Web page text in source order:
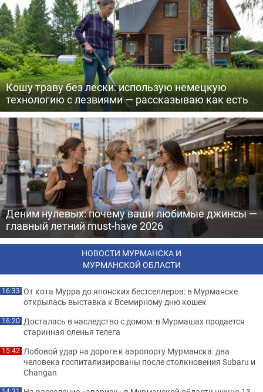
Кошу траву без лески: использую немецкую
технологию с лезвиями — рассказываю как есть
Деним нулевых: почему ваши любимые джинсы —
главный летний must-have 2026
НОВОСТИ МУРМАНСКА И
МУРМАНСКОЙ ОБЛАСТИ
16:33 От кота Мурра до японских бестселлеров: в Мурманске
открылась выставка к Всемирному дню кошек
16:20 Досталась в наследство с домом: в Мурмашах продается
старинная оленья телега
15:42 Лобовой удар на дороге к аэропорту Мурманска: два
человека госпитализированы после столкновения Subaru и
Changan